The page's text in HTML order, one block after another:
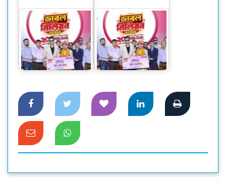
ওয়ালটন ফ্রিজ কিনে ২০
লাখ টাকা পেলেন
মোটরশ্রমিক রানা
ওয়ালটন ফ্রিজ কিনে ২০
লাখ টাকা পেলেন
মোটরশ্রমিক রানা